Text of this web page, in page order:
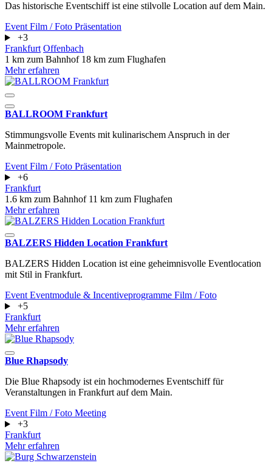
Das historische Eventschiff ist eine stilvolle Location auf dem Main.
Event Film / Foto Präsentation
+3
Frankfurt Offenbach
1 km zum Bahnhof 18 km zum Flughafen
Mehr erfahren
BALLROOM Frankfurt
Stimmungsvolle Events mit kulinarischem Anspruch in der
Mainmetropole.
Event Film / Foto Präsentation
+6
Frankfurt
1.6 km zum Bahnhof 11 km zum Flughafen
Mehr erfahren
BALZERS Hidden Location Frankfurt
BALZERS Hidden Location ist eine geheimnisvolle Eventlocation
mit Stil in Frankfurt.
Event Eventmodule & Incentiveprogramme Film / Foto
+5
Frankfurt
Mehr erfahren
Blue Rhapsody
Die Blue Rhapsody ist ein hochmodernes Eventschiff für
Veranstaltungen in Frankfurt auf dem Main.
Event Film / Foto Meeting
+3
Frankfurt
Mehr erfahren